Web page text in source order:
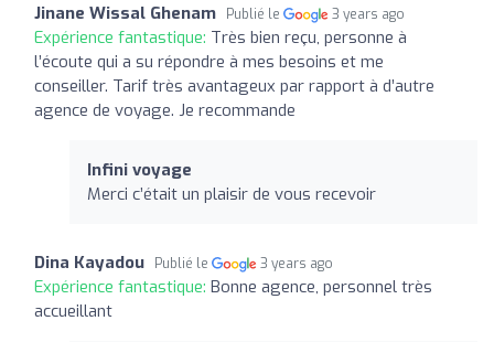
Jinane Wissal Ghenam Publié le 3 years ago
Expérience fantastique: Très bien reçu, personne à
l’écoute qui a su répondre à mes besoins et me
conseiller. Tarif très avantageux par rapport à d’autre
agence de voyage. Je recommande
Infini voyage
Merci c’était un plaisir de vous recevoir
Dina Kayadou Publié le 3 years ago
Expérience fantastique: Bonne agence, personnel très
accueillant